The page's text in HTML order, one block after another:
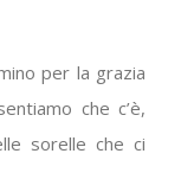
per la grazia
che c’è,
sorelle che ci